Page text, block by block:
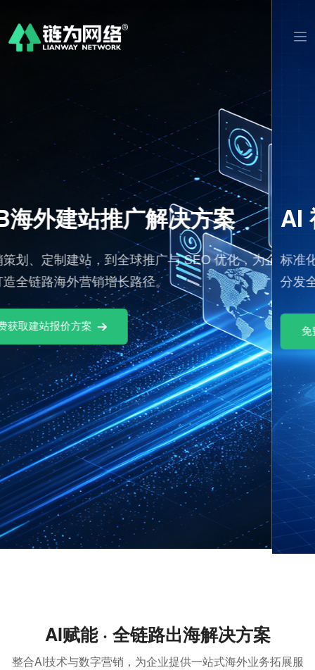
业
AI 视频剪辑社媒发布工作台
标准化批量出片，适配海外社媒流量规则，多语言内
分发全球渠道。
免费试用Ai社媒软件
AI赋能 · 全链路出海解决方案
整合AI技术与数字营销，为企业提供一站式海外业务拓展服